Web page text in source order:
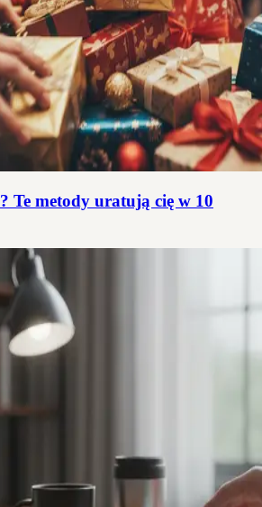
Te metody uratują cię w 10